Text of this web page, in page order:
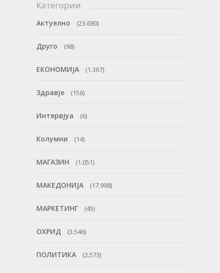
Категории
Актуелно (23.680)
Друго (98)
ЕКОНОМИЈА (1.367)
Здравје (156)
Интервјуа (6)
Колумни (14)
МАГАЗИН (1.051)
МАКЕДОНИЈА (17.998)
МАРКЕТИНГ (45)
ОХРИД (3.546)
ПОЛИТИКА (2.573)